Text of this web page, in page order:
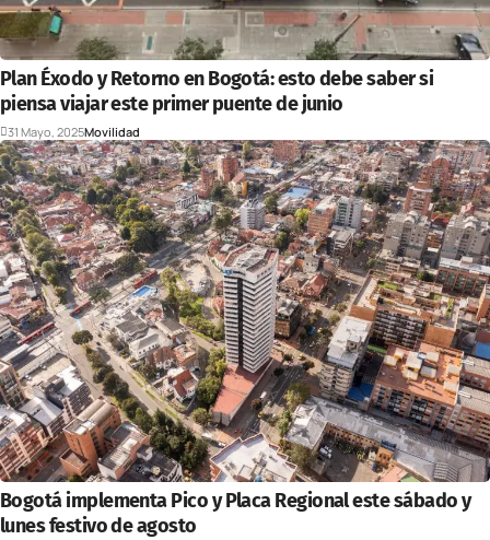
Plan Éxodo y Retorno en Bogotá: esto debe saber si
piensa viajar este primer puente de junio
31 Mayo, 2025Movilidad
Bogotá implementa Pico y Placa Regional este sábado y
lunes festivo de agosto